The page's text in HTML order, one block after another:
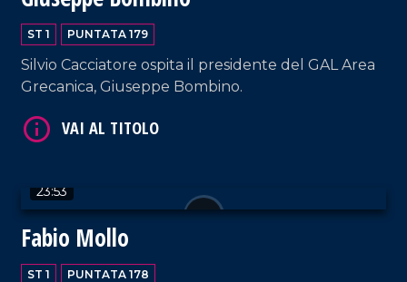
ST 1 PUNTATA 179
Silvio Cacciatore ospita il presidente del GAL Area
Grecanica, Giuseppe Bombino.
23:53
Fabio Mollo
ST 1 PUNTATA 178
VAI AL TITOLO
VAI AL TITOLO